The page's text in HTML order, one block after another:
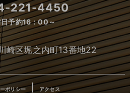
221-4450
日予約16：00～
崎区堀之内町13番地22
ポリシー アクセス